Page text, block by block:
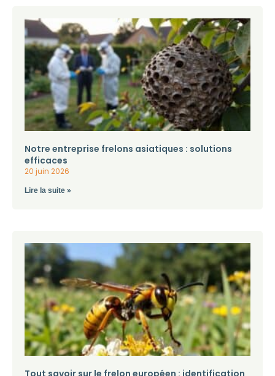
Notre entreprise frelons asiatiques : solutions
efficaces
20 juin 2026
Lire la suite »